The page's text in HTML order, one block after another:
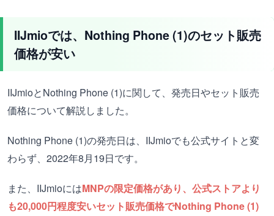
IIJmioでは、 Nothing Phone (1)のセット販売
価格が安い
IIJmioとNothing Phone (1)に関して、発売日やセット販売
価格について解説しました。
Nothing Phone (1)の発売日は、IIJmioでも公式サイトと変
わらず、2022年8月19日です。
また、IIJmioにはMNPの限定価格があり、公式ストアより
も20,000円程度安いセット販売価格でNothing Phone (1)